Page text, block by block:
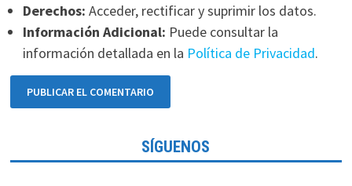
Derechos: Acceder, rectificar y suprimir los datos.
Información Adicional: Puede consultar la
información detallada en la Política de Privacidad.
SÍGUENOS